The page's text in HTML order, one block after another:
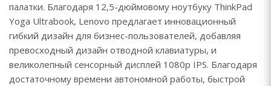
палатки. Благодаря 12,5-дюймовому ноутбуку ThinkPad
Yoga Ultrabook, Lenovo предлагает инновационный
гибкий дизайн для бизнес-пользователей, добавляя
превосходный дизайн отводной клавиатуры, и
великолепный сенсорный дисплей 1080p IPS. Благодаря
достаточному времени автономной работы, быстрой